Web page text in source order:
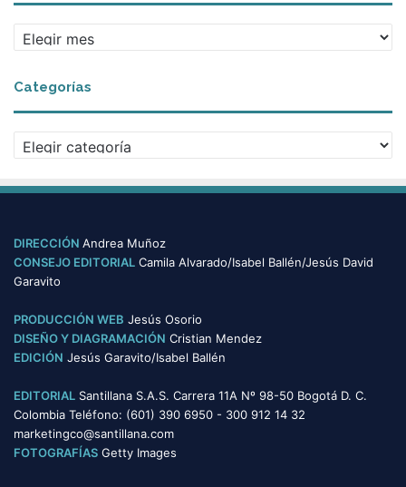
r
h
i
Categorías
a
e
o
r
s
DIRECCIÓN Andrea Muñoz
CONSEJO EDITORIAL Camila Alvarado/Isabel Ballén/Jesús David
Garavito
PRODUCCIÓN WEB Jesús Osorio
DISEÑO Y DIAGRAMACIÓN Cristian Mendez
EDICIÓN Jesús Garavito/Isabel Ballén
EDITORIAL Santillana S.A.S. Carrera 11A Nº 98-50 Bogotá D. C.
Colombia Teléfono: (601) 390 6950 - 300 912 14 32
marketingco@santillana.com
FOTOGRAFÍAS Getty Images